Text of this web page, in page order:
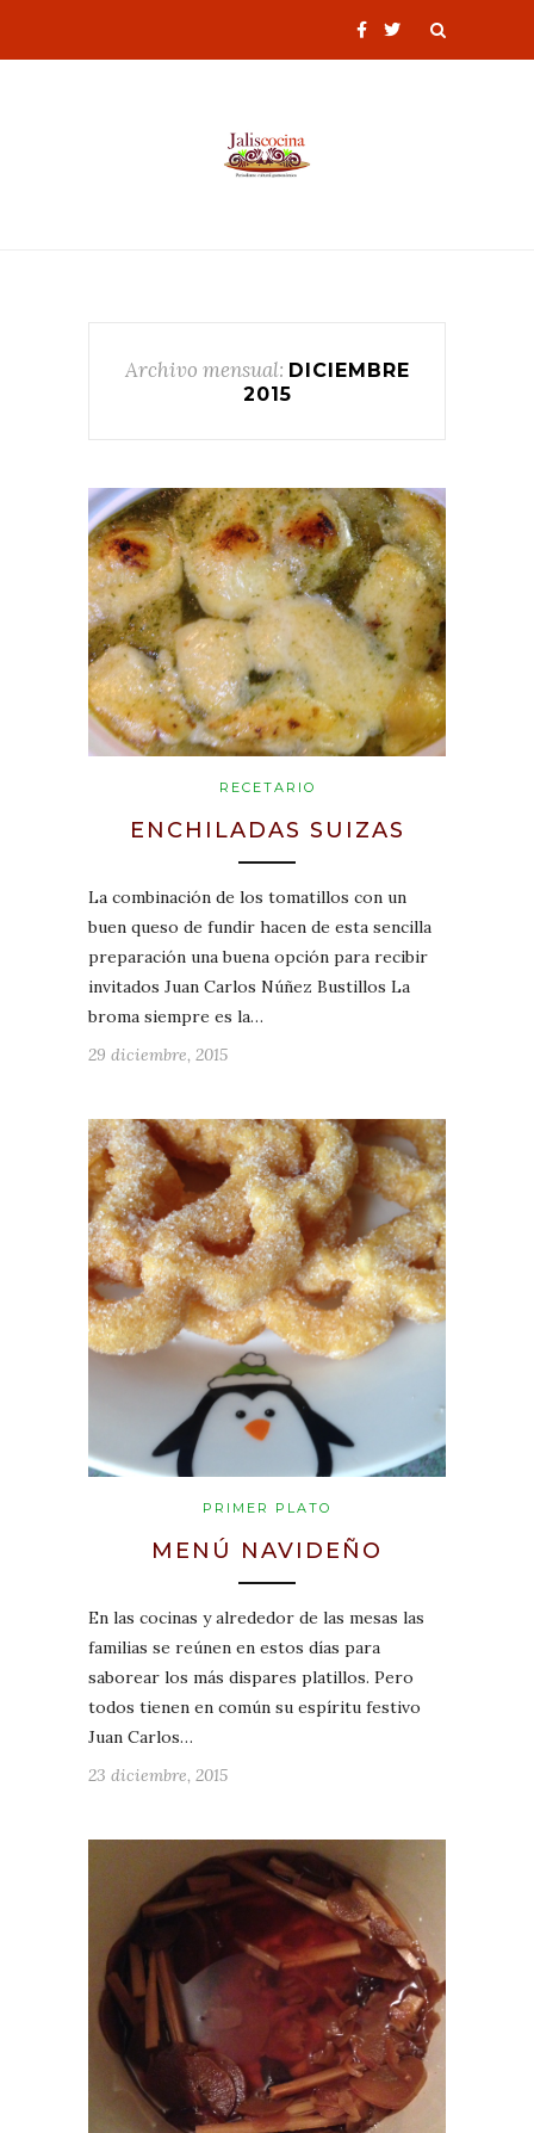
Archivo mensual: DICIEMBRE
2015
RECETARIO
ENCHILADAS SUIZAS
La combinación de los tomatillos con un
buen queso de fundir hacen de esta sencilla
preparación una buena opción para recibir
invitados Juan Carlos Núñez Bustillos La
broma siempre es la…
29 diciembre, 2015
PRIMER PLATO
MENÚ NAVIDEÑO
En las cocinas y alrededor de las mesas las
familias se reúnen en estos días para
saborear los más dispares platillos. Pero
todos tienen en común su espíritu festivo
Juan Carlos…
23 diciembre, 2015